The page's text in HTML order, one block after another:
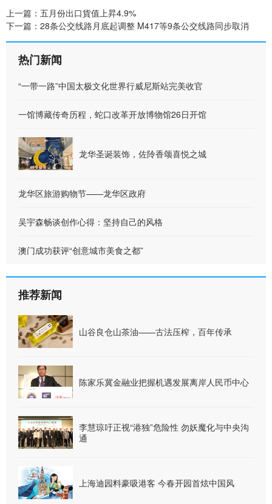
上一篇： 五月份出口貨值上昇4.9%
下一篇： 28条公交线路月底起调整 M417等9条公交线路同步取消
热门新闻
“一带一路”中国太极文化世界行威尼斯站完美收官
一馆博藏传奇历程，蛇口改革开放博物馆26日开馆
龙华圣诞装饰，佐阾香颂喜悦之城
龙华区旅游购物节——龙华区政府
吴宇森畅谈创作心得：坚持自己的风格
澳门成功获评“创意城市美食之都”
推荐新闻
山谷良仓山茶油——古法压榨，百年传承
陈家乐冀金融业把握机遇发展离岸人民币中心
李慧琼吁正视“港独”危险性 勿妖魔化与中央沟
通
上海迪园料豪吸港客 今春开园首炫中国风